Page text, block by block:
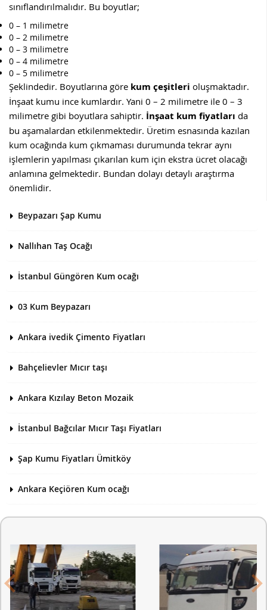
sınıflandırılmalıdır. Bu boyutlar;
0 – 1 milimetre
0 – 2 milimetre
0 – 3 milimetre
0 – 4 milimetre
0 – 5 milimetre
Şeklindedir. Boyutlarına göre kum çeşitleri oluşmaktadır.
İnşaat kumu ince kumlardır. Yani 0 – 2 milimetre ile 0 – 3
milimetre gibi boyutlara sahiptir. İnşaat kum fiyatları da
bu aşamalardan etkilenmektedir. Üretim esnasında kazılan
kum ocağında kum çıkmaması durumunda tekrar aynı
işlemlerin yapılması çıkarılan kum için ekstra ücret olacağı
anlamına gelmektedir. Bundan dolayı detaylı araştırma
önemlidir.
Beypazarı Şap Kumu
Nallıhan Taş Ocağı
İstanbul Güngören Kum ocağı
03 Kum Beypazarı
Ankara ivedik Çimento Fiyatları
Bahçelievler Mıcır taşı
Ankara Kızılay Beton Mozaik
İstanbul Bağcılar Mıcır Taşı Fiyatları
Şap Kumu Fiyatları Ümitköy
Ankara Keçiören Kum ocağı